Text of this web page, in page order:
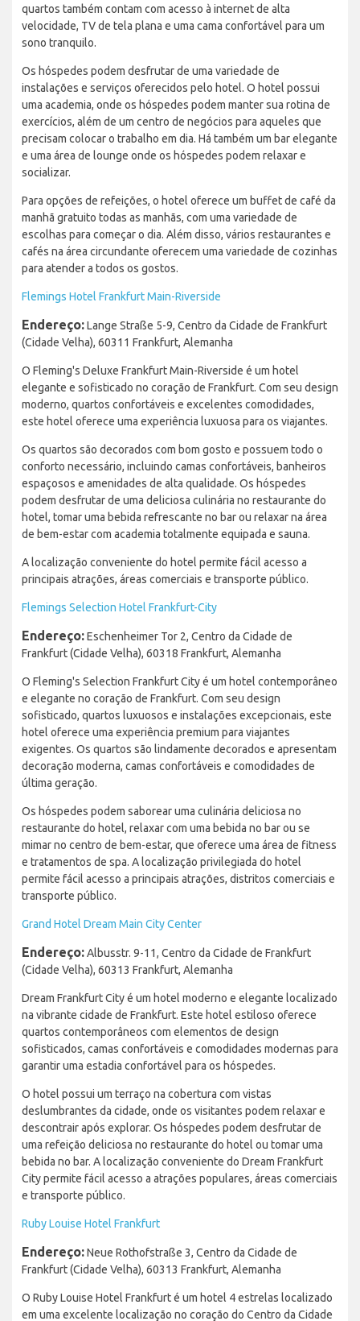
quartos também contam com acesso à internet de alta
velocidade, TV de tela plana e uma cama confortável para um
sono tranquilo.
Os hóspedes podem desfrutar de uma variedade de
instalações e serviços oferecidos pelo hotel. O hotel possui
uma academia, onde os hóspedes podem manter sua rotina de
exercícios, além de um centro de negócios para aqueles que
precisam colocar o trabalho em dia. Há também um bar elegante
e uma área de lounge onde os hóspedes podem relaxar e
socializar.
Para opções de refeições, o hotel oferece um buffet de café da
manhã gratuito todas as manhãs, com uma variedade de
escolhas para começar o dia. Além disso, vários restaurantes e
cafés na área circundante oferecem uma variedade de cozinhas
para atender a todos os gostos.
Flemings Hotel Frankfurt Main-Riverside
Endereço:Lange Straße 5-9, Centro da Cidade de Frankfurt
(Cidade Velha), 60311 Frankfurt, Alemanha
O Fleming's Deluxe Frankfurt Main-Riverside é um hotel
elegante e sofisticado no coração de Frankfurt. Com seu design
moderno, quartos confortáveis e excelentes comodidades,
este hotel oferece uma experiência luxuosa para os viajantes.
Os quartos são decorados com bom gosto e possuem todo o
conforto necessário, incluindo camas confortáveis, banheiros
espaçosos e amenidades de alta qualidade. Os hóspedes
podem desfrutar de uma deliciosa culinária no restaurante do
hotel, tomar uma bebida refrescante no bar ou relaxar na área
de bem-estar com academia totalmente equipada e sauna.
A localização conveniente do hotel permite fácil acesso a
principais atrações, áreas comerciais e transporte público.
Flemings Selection Hotel Frankfurt-City
Endereço:Eschenheimer Tor 2, Centro da Cidade de
Frankfurt (Cidade Velha), 60318 Frankfurt, Alemanha
O Fleming's Selection Frankfurt City é um hotel contemporâneo
e elegante no coração de Frankfurt. Com seu design
sofisticado, quartos luxuosos e instalações excepcionais, este
hotel oferece uma experiência premium para viajantes
exigentes. Os quartos são lindamente decorados e apresentam
decoração moderna, camas confortáveis e comodidades de
última geração.
Os hóspedes podem saborear uma culinária deliciosa no
restaurante do hotel, relaxar com uma bebida no bar ou se
mimar no centro de bem-estar, que oferece uma área de fitness
e tratamentos de spa. A localização privilegiada do hotel
permite fácil acesso a principais atrações, distritos comerciais e
transporte público.
Grand Hotel Dream Main City Center
Endereço:Albusstr. 9-11, Centro da Cidade de Frankfurt
(Cidade Velha), 60313 Frankfurt, Alemanha
Dream Frankfurt City é um hotel moderno e elegante localizado
na vibrante cidade de Frankfurt. Este hotel estiloso oferece
quartos contemporâneos com elementos de design
sofisticados, camas confortáveis e comodidades modernas para
garantir uma estadia confortável para os hóspedes.
O hotel possui um terraço na cobertura com vistas
deslumbrantes da cidade, onde os visitantes podem relaxar e
descontrair após explorar. Os hóspedes podem desfrutar de
uma refeição deliciosa no restaurante do hotel ou tomar uma
bebida no bar. A localização conveniente do Dream Frankfurt
City permite fácil acesso a atrações populares, áreas comerciais
e transporte público.
Ruby Louise Hotel Frankfurt
Endereço:Neue Rothofstraße 3, Centro da Cidade de
Frankfurt (Cidade Velha), 60313 Frankfurt, Alemanha
O Ruby Louise Hotel Frankfurt é um hotel 4 estrelas localizado
em uma excelente localização no coração do Centro da Cidade